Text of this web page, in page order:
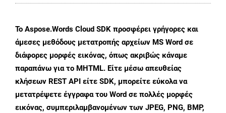
Το Aspose.Words Cloud SDK προσφέρει γρήγορες και
άμεσες μεθόδους μετατροπής αρχείων MS Word σε
διάφορες μορφές εικόνας, όπως ακριβώς κάναμε
παραπάνω για το MHTML. Είτε μέσω απευθείας
κλήσεων REST API είτε SDK, μπορείτε εύκολα να
μετατρέψετε έγγραφα του Word σε πολλές μορφές
εικόνας, συμπεριλαμβανομένων των JPEG, PNG, BMP,